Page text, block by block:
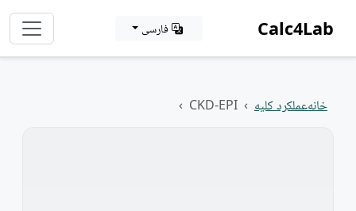
Calc4Lab فارسی
خانهعملکرد کلیه CKD-EPI